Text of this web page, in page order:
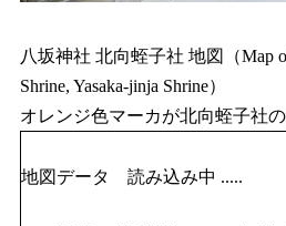
八坂神社 北向蛭子社 地図（Map
Shrine, Yasaka-jinja Shrine）
オレンジ色マーカが北向蛭子社の
地図データ 読み込み中 .....